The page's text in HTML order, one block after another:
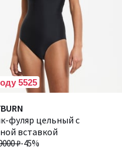
5525
фуляр цельный с
вставкой
₽-45%